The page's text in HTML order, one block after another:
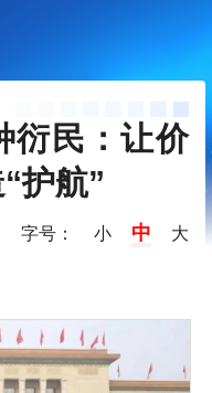
衍民：让价
护航”
字号： 小 中 大